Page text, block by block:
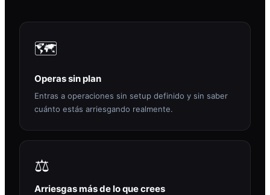
🗺️
Operas sin plan
Entras a operaciones sin setup definido y sin saber
cuánto estás arriesgando realmente.
⚖️
Arriesgas más de lo que crees